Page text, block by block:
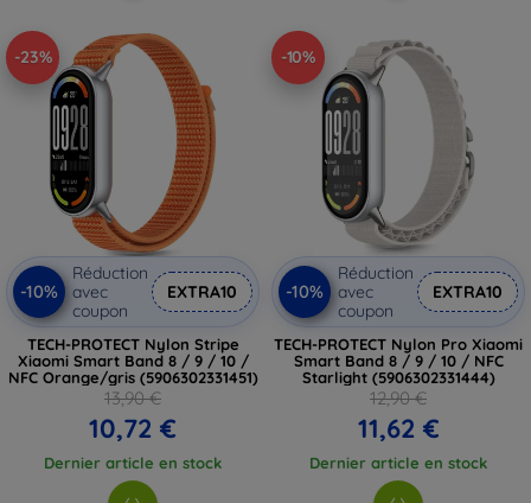
-23%
-10%
Réduction
avec
coupon
EXTRA10
TECH-PROTECT Nylon Stripe
Xiaomi Smart Band 8 / 9 / 10 /
NFC Orange/gris (5906302331451)
13,90 €
10,72 €
Dernier article en stock
-10%
-10%
Réduction
avec
coupon
EXTRA10
TECH-PROTECT Nylon Pro Xiaomi
Smart Band 8 / 9 / 10 / NFC
Starlight (5906302331444)
12,90 €
11,62 €
Dernier article en stock